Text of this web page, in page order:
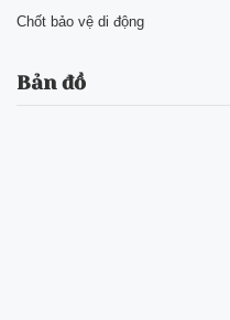
Chốt bảo vệ di động
Bản đồ